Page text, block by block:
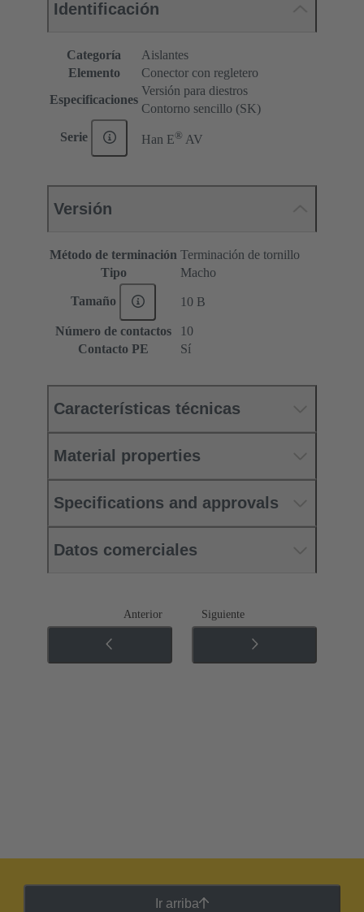
Identificación
Categoría
Aislantes
Elemento
Conector con regletero
Especificaciones
Versión para diestros
Contorno sencillo (SK)
Serie Han E® AV
Versión
Método de terminación Terminación de tornillo
Tipo
Macho
Tamaño 10 B
Número de contactos
10
Contacto PE
Sí
Características técnicas
Material properties
Specifications and approvals
Datos comerciales
Anterior Siguiente
Ir arriba